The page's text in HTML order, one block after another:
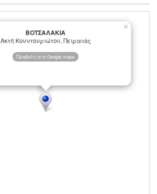
ΒΟΤΣΑΛΑΚΙΑ
Ακτή Κουντουριώτου, Πειραιάς
Προβολή στο Google maps
×